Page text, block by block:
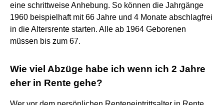
eine schrittweise Anhebung. So können die Jahrgänge
1960 beispielhaft mit 66 Jahre und 4 Monate abschlagfrei
in die Altersrente starten. Alle ab 1964 Geborenen
müssen bis zum 67.
Wie viel Abzüge habe ich wenn ich 2 Jahre
eher in Rente gehe?